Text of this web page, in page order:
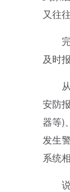
又往
完
及时
从
安防
器等)
发生
系统
说